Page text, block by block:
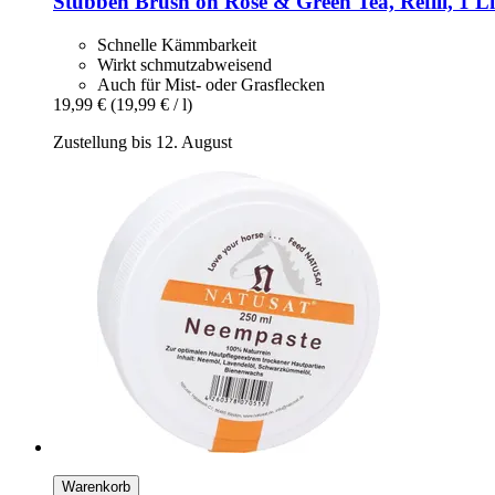
Schnelle Kämmbarkeit
Wirkt schmutzabweisend
Auch für Mist- oder Grasflecken
19,99 € (19,99 € / l)
Zustellung bis 12. August
Warenkorb